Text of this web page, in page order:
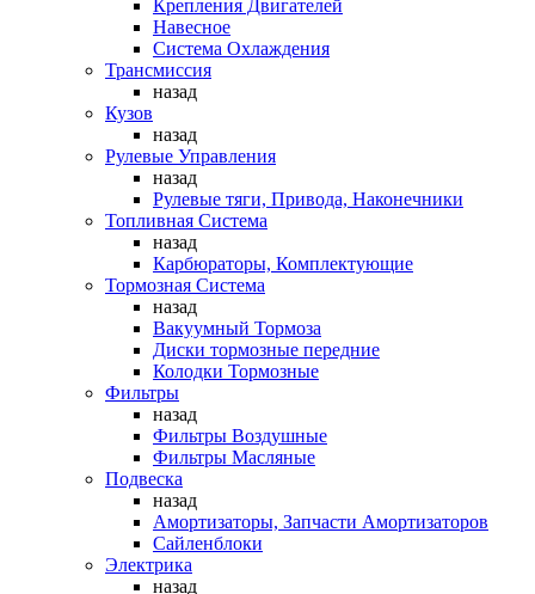
Крепления Двигателей
Навесное
Система Охлаждения
Трансмиссия
назад
Кузов
назад
Рулевые Управления
назад
Рулевые тяги, Привода, Наконечники
Топливная Система
назад
Карбюраторы, Комплектующие
Тормозная Система
назад
Вакуумный Тормоза
Диски тормозные передние
Колодки Тормозные
Фильтры
назад
Фильтры Воздушные
Фильтры Масляные
Подвеска
назад
Амортизаторы, Запчасти Амортизаторов
Сайленблоки
Электрика
назад